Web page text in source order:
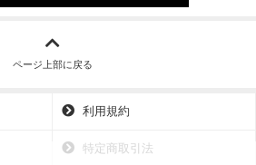
ページ上部に戻る
利用規約
特定商取引法